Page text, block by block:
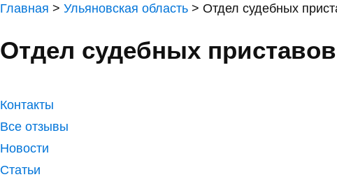
Главная > Ульяновская область > Отдел судебных
Отдел судебных
Контакты
Все отзывы
Новости
Статьи